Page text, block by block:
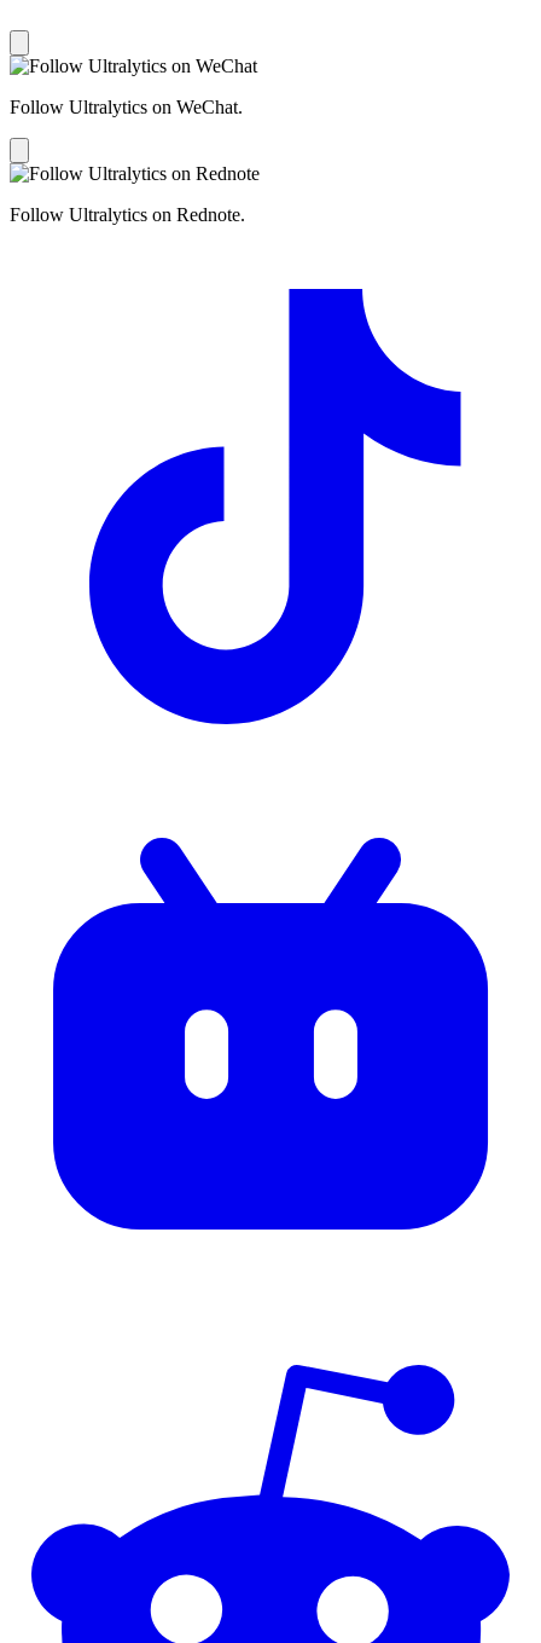
Follow Ultralytics on WeChat.
Follow Ultralytics on Rednote.